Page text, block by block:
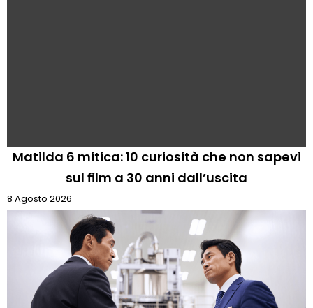
Matilda 6 mitica: 10 curiosità che non sapevi
sul film a 30 anni dall’uscita
8 Agosto 2026